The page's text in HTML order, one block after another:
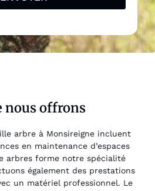
nous offrons
arbre à Monsireigne incluent
en maintenance d’espaces
arbres forme notre spécialité
également des prestations
un matériel professionnel. Le